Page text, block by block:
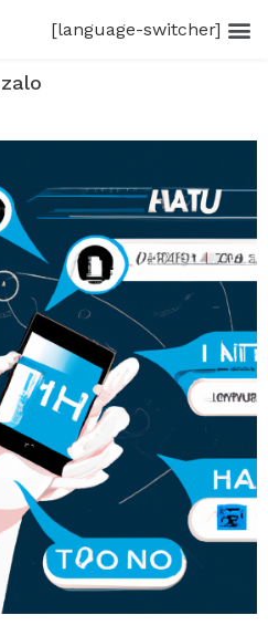
[language-switcher]